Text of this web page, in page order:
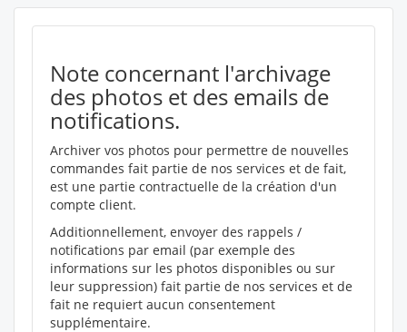
Note concernant l'archivage
des photos et des emails de
notifications.
Archiver vos photos pour permettre de nouvelles
commandes fait partie de nos services et de fait,
est une partie contractuelle de la création d'un
compte client.
Additionnellement, envoyer des rappels /
notifications par email (par exemple des
informations sur les photos disponibles ou sur
leur suppression) fait partie de nos services et de
fait ne requiert aucun consentement
supplémentaire.